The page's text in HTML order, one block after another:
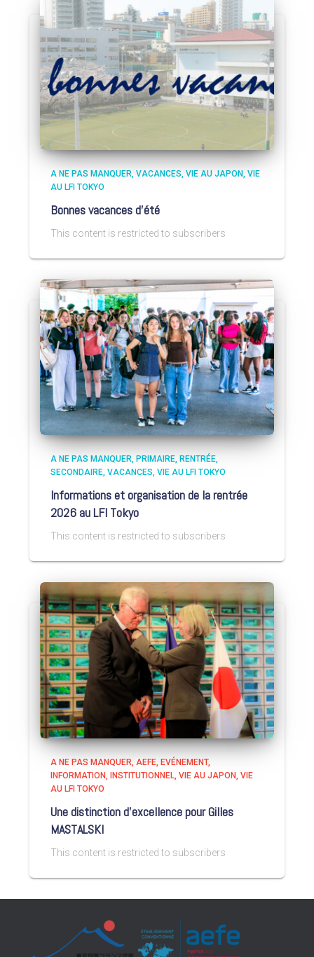
A NE PAS MANQUER VACANCES VIE AU JAPON VIE
AU LFI TOKYO
Bonnes vacances d’été
This content is restricted to subscribers
A NE PAS MANQUER PRIMAIRE RENTRÉE
SECONDAIRE VACANCES VIE AU LFI TOKYO
Informations et organisation de la rentrée
2026 au LFI Tokyo
This content is restricted to subscribers
A NE PAS MANQUER AEFE EVÉNEMENT
INFORMATION
INSTITUTIONNEL VIE AU JAPON VIE
AU LFI TOKYO
Une distinction d’excellence pour Gilles
MASTALSKI
This content is restricted to subscribers